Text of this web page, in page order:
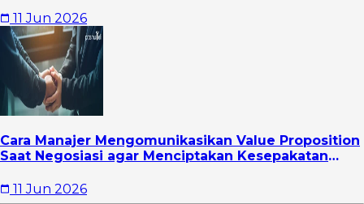
11 Jun 2026
Cara Manajer Mengomunikasikan Value Proposition
Saat Negosiasi agar Menciptakan Kesepakatan
11 Jun 2026